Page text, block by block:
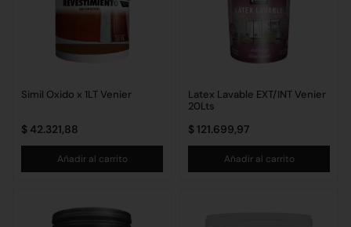
Simil Oxido x 1LT Venier
$ 42.321,88
Añadir al carrito
Latex Lavable EXT/INT Venier
20Lts
$ 121.699,97
Añadir al carrito